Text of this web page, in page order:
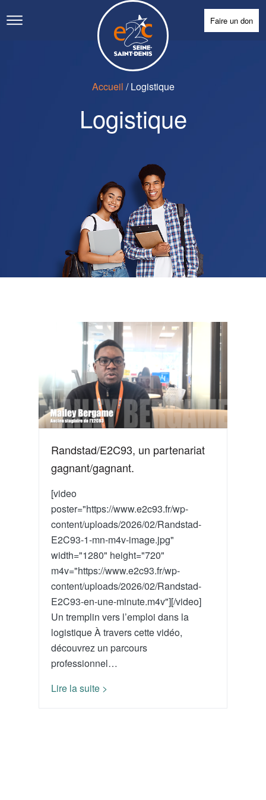
Faire un don
Accueil /Logistique
Logistique
Randstad/E2C93, un partenariat
gagnant/gagnant.
[video
poster="https://www.e2c93.fr/wp-
content/uploads/2026/02/Randstad-
E2C93-1-mn-m4v-image.jpg"
width="1280" height="720"
m4v="https://www.e2c93.fr/wp-
content/uploads/2026/02/Randstad-
E2C93-en-une-minute.m4v"][/video]
Un tremplin vers l’emploi dans la
logistique À travers cette vidéo,
découvrez un parcours
professionnel…
Lire la suite >